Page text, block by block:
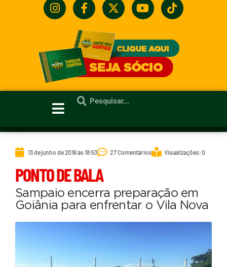
13 de junho de 2016 às 18:53 27 Comentários Visualizações: 0
PONTO DE BALA
Sampaio encerra preparação em
Goiânia para enfrentar o Vila Nova